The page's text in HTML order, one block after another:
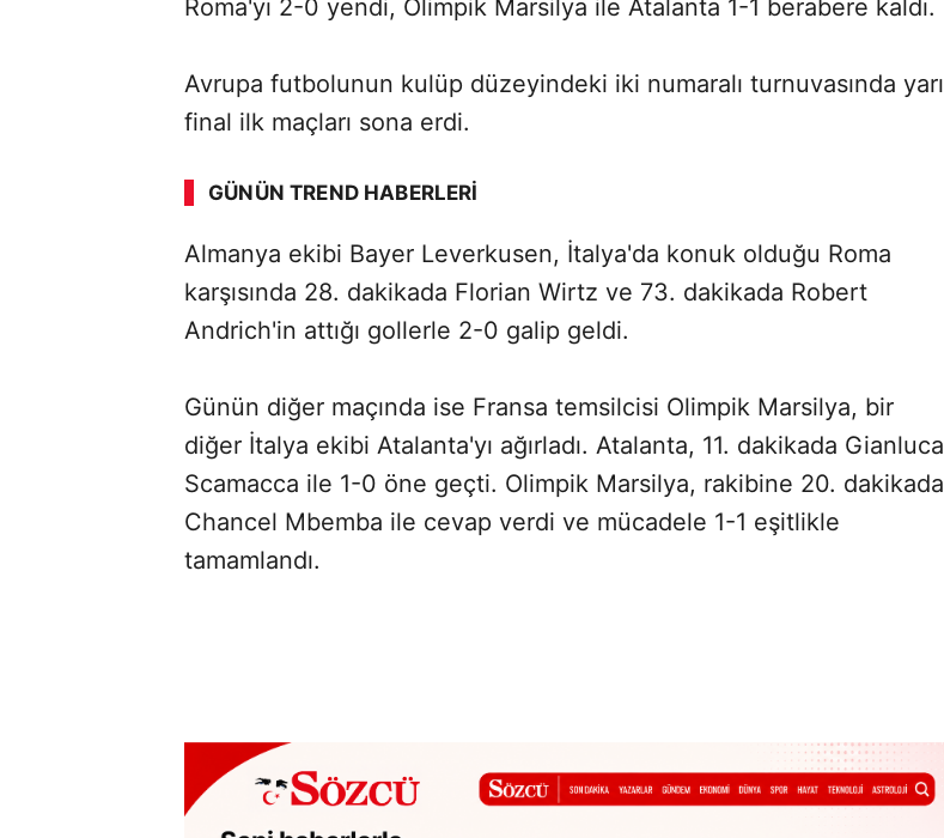
Roma'yı 2-0 yendi, Olimpik Marsilya ile Atalanta 1-1 berabere kaldı.
Avrupa futbolunun kulüp düzeyindeki iki numaralı turnuvasında yarı
final ilk maçları sona erdi.
GÜNÜN TREND HABERLERI
SÖZCÜ SON DAKİKA
Almanya ekibi Bayer Leverkusen, İtalya'da konuk olduğu Roma
karşısında 28. dakikada Florian Wirtz ve 73. dakikada Robert
Andrich'in attığı gollerle 2-0 galip geldi.
Günün diğer maçında ise Fransa temsilcisi Olimpik Marsilya, bir
diğer İtalya ekibi Atalanta'yı ağırladı. Atalanta, 11. dakikada Gianluca
Scamacca ile 1-0 öne geçti. Olimpik Marsilya, rakibine 20. dakikada
Chancel Mbemba ile cevap verdi ve mücadele 1-1 eşitlikle
tamamlandı.